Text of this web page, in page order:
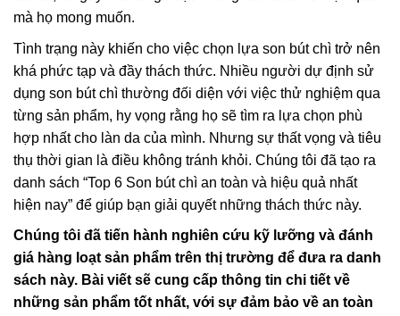
mà họ mong muốn.
Tình trạng này khiến cho việc chọn lựa son bút chì trở nên
khá phức tạp và đầy thách thức. Nhiều người dự định sử
dụng son bút chì thường đối diện với việc thử nghiệm qua
từng sản phẩm, hy vọng rằng họ sẽ tìm ra lựa chọn phù
hợp nhất cho làn da của mình. Nhưng sự thất vọng và tiêu
thụ thời gian là điều không tránh khỏi. Chúng tôi đã tạo ra
danh sách “Top 6 Son bút chì an toàn và hiệu quả nhất
hiện nay” để giúp bạn giải quyết những thách thức này.
Chúng tôi đã tiến hành nghiên cứu kỹ lưỡng và đánh
giá hàng loạt sản phẩm trên thị trường để đưa ra danh
sách này. Bài viết sẽ cung cấp thông tin chi tiết về
những sản phẩm tốt nhất, với sự đảm bảo về an toàn